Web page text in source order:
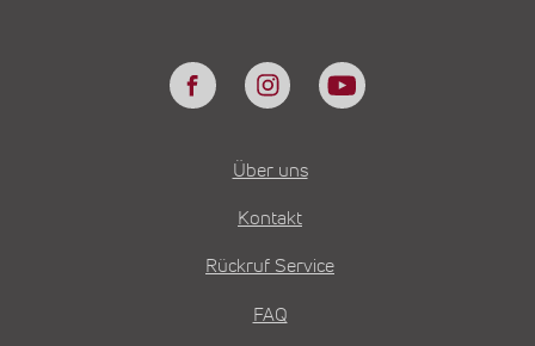
Über uns
Kontakt
Rückruf Service
FAQ